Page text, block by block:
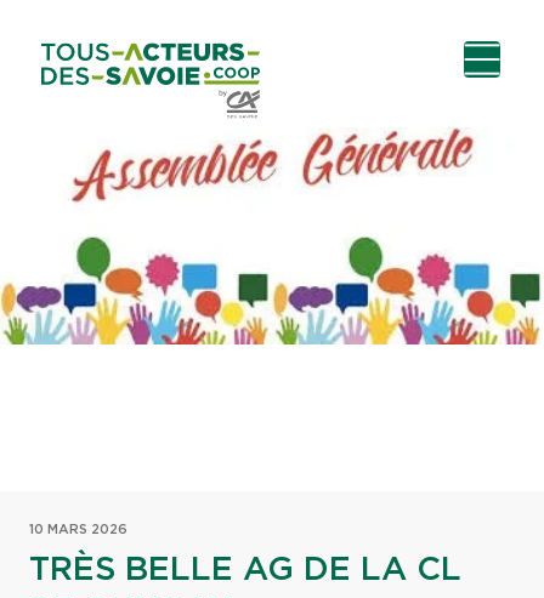
contenu
principal
10 MARS 2026
TRÈS BELLE AG DE LA CL